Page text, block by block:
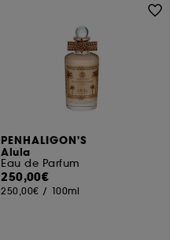
PENHALIGON'S
Alula
Eau de Parfum
250,00€
250,00€ / 100ml